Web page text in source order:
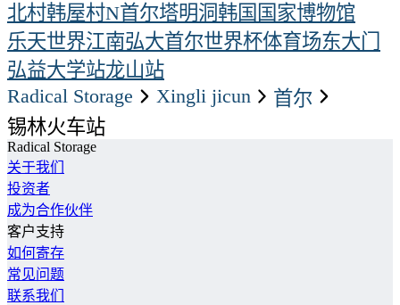
北村韩屋村N首尔塔明洞韩国国家博物馆
乐天世界江南弘大首尔世界杯体育场东大门
弘益大学站龙山站
Radical Storage
xingli jicun
首尔
锡林火车站
Radical Storage
关于我们
投资者
成为合作伙伴
客户支持
如何寄存
常见问题
联系我们